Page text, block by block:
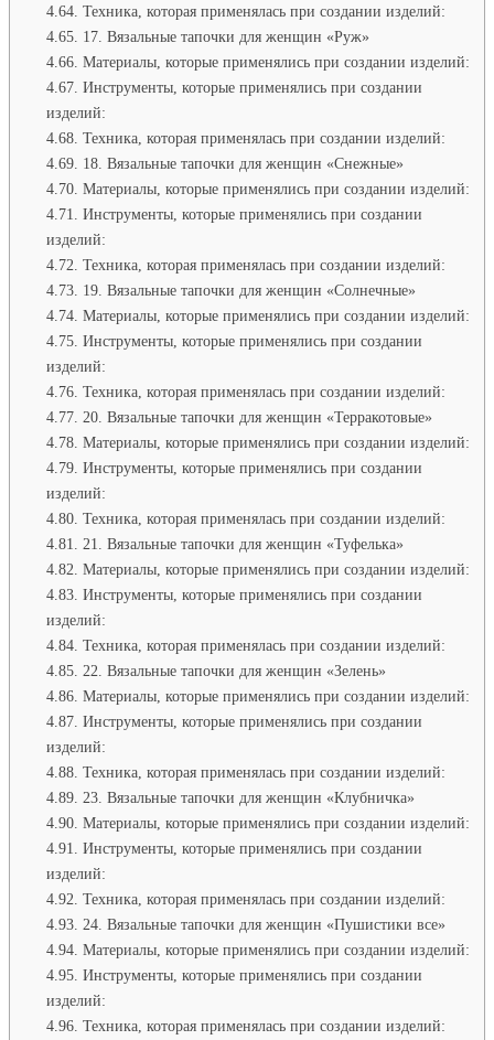
Техника, которая применялась при создании изделий:
17. Вязальные тапочки для женщин «Руж»
Материалы, которые применялись при создании изделий:
Инструменты, которые применялись при создании
изделий:
Техника, которая применялась при создании изделий:
18. Вязальные тапочки для женщин «Снежные»
Материалы, которые применялись при создании изделий:
Инструменты, которые применялись при создании
изделий:
Техника, которая применялась при создании изделий:
19. Вязальные тапочки для женщин «Солнечные»
Материалы, которые применялись при создании изделий:
Инструменты, которые применялись при создании
изделий:
Техника, которая применялась при создании изделий:
20. Вязальные тапочки для женщин «Терракотовые»
Материалы, которые применялись при создании изделий:
Инструменты, которые применялись при создании
изделий:
Техника, которая применялась при создании изделий:
21. Вязальные тапочки для женщин «Туфелька»
Материалы, которые применялись при создании изделий:
Инструменты, которые применялись при создании
изделий:
Техника, которая применялась при создании изделий:
22. Вязальные тапочки для женщин «Зелень»
Материалы, которые применялись при создании изделий:
Инструменты, которые применялись при создании
изделий:
Техника, которая применялась при создании изделий:
23. Вязальные тапочки для женщин «Клубничка»
Материалы, которые применялись при создании изделий:
Инструменты, которые применялись при создании
изделий:
Техника, которая применялась при создании изделий:
24. Вязальные тапочки для женщин «Пушистики все»
Материалы, которые применялись при создании изделий:
Инструменты, которые применялись при создании
изделий:
Техника, которая применялась при создании изделий: